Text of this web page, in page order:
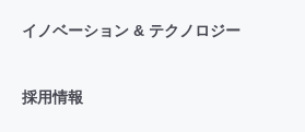
イノベーション & テクノロジー
採用情報